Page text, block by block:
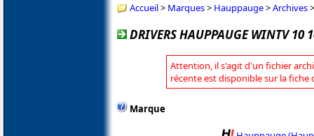
Accueil> Marques> Hauppauge>Archives
DRIVERS HAUPPAUGE WINTV 10
Attention, il s'agit d'un fichier
récente est disponible sur la fiche
Marque